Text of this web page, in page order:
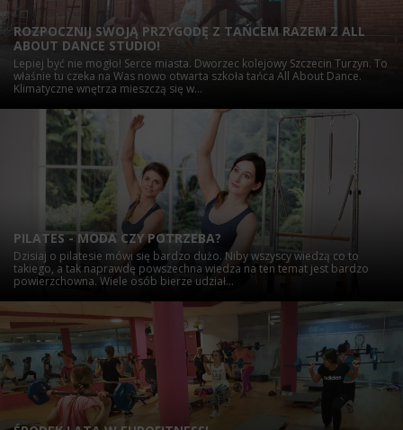
ROZPOCZNIJ SWOJĄ PRZYGODĘ Z TAŃCEM RAZEM Z ALL
ABOUT DANCE STUDIO!
Lepiej być nie mogło! Serce miasta. Dworzec kolejowy Szczecin Turzyn. To
właśnie tu czeka na Was nowo otwarta szkoła tańca All About Dance.
Klimatyczne wnętrza mieszczą się w...
PILATES - MODA CZY POTRZEBA?
Dzisiaj o pilatesie mówi się bardzo dużo. Niby wszyscy wiedzą co to
takiego, a tak naprawdę powszechna wiedza na ten temat jest bardzo
powierzchowna. Wiele osób bierze udział...